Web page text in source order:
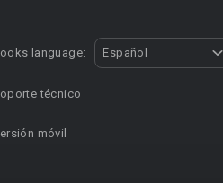
language: Español
técnico
móvil